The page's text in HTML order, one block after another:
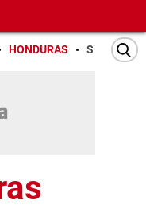
HONDURAS SAN PEDRO